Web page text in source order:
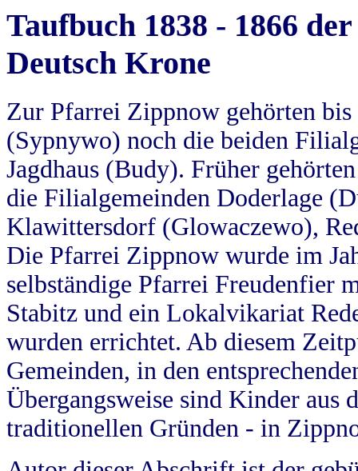
Taufbuch 1838 - 1866
Deutsch Krone
Zur Pfarrei Zippnow gehörten
(Sypnywo) noch die beiden
Jagdhaus (Budy). Früher
die Filialgemeinden Doderlage
Klawittersdorf (Glowaczewo),
Die Pfarrei Zippnow wurde im
selbständige Pfarrei Freudenfier
Stabitz und ein Lokalvikariat
wurden errichtet. Ab diesem
Gemeinden, in den
Übergangsweise sind Kinder aus
traditionellen Gründen - in